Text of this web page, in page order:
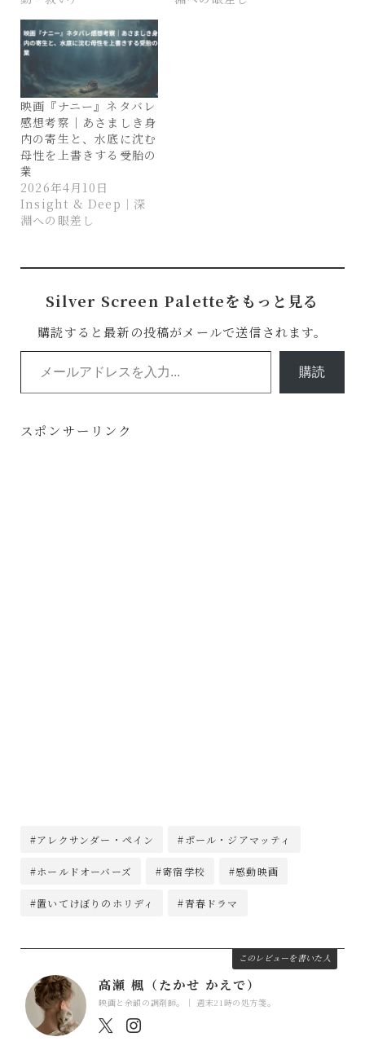
映画『ナニー』ネタバレ
感想考察｜あさましき身
内の寄生と、水底に沈む
母性を上書きする受胎の
業
2026年4月10日
Insight & Deep｜深
淵への眼差し
Silver Screen Paletteをもっと見る
購読すると最新の投稿がメールで送信されます。
メールアドレスを入力...
購読
スポンサーリンク
#アレクサンダー・ペイン #ポール・ジアマッティ
#ホールドオーバーズ #寄宿学校 #感動映画
#置いてけぼりのホリディ #青春ドラマ
このレビューを書いた人
高瀬 楓（たかせ かえで）
映画と余韻の調剤師。｜ 週末21時の処方箋。